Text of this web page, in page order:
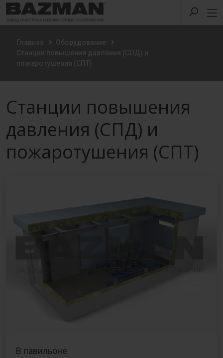
Главная
Оборудование
Станции повышения давления (СПД) и
пожаротушения (СПТ)
Станции повышения
давления (СПД) и
пожаротушения (СПТ)
В павильоне